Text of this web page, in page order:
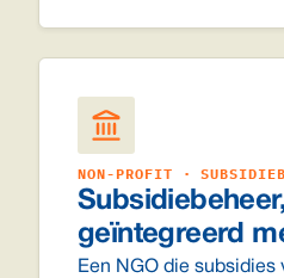
NON-PROFIT ·
geïntegreerd
Een NGO die subsidies